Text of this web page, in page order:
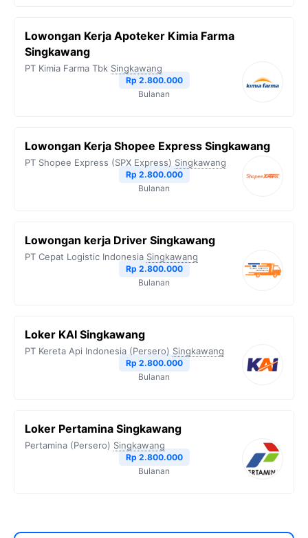
Lowongan Kerja Apoteker Kimia Farma
Singkawang
PT Kimia Farma Tbk Singkawang
Rp 2.800.000
Bulanan
Lowongan Kerja Shopee Express Singkawang
PT Shopee Express (SPX Express) Singkawang
Rp 2.800.000
Bulanan
Lowongan kerja Driver Singkawang
PT Cepat Logistic Indonesia Singkawang
Rp 2.800.000
Bulanan
Loker KAI Singkawang
PT Kereta Api Indonesia (Persero) Singkawang
Rp 2.800.000
Bulanan
Loker Pertamina Singkawang
Pertamina (Persero) Singkawang
Rp 2.800.000
Bulanan